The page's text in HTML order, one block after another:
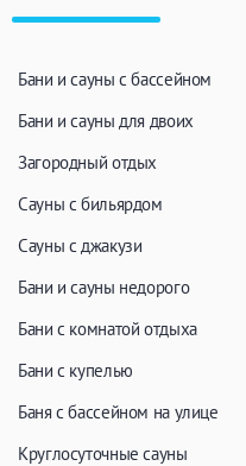
Бани и сауны с бассейном
Бани и сауны для двоих
Загородный отдых
Сауны с бильярдом
Сауны с джакузи
Бани и сауны недорого
Бани с комнатой отдыха
Бани с купелью
Баня с бассейном на улице
Круглосуточные сауны